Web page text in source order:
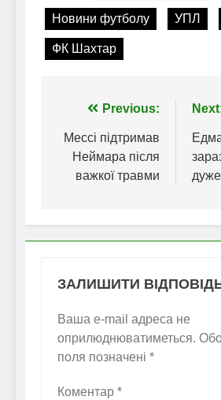
Новини футболу УПЛ
ФК Шахтар
Навігація
записів
Previous:
Мессі підтримав
Неймара після
важкої травми
дуже
ЗАЛИШИТИ
Ваша e-mail адреса не
оприлюднюватиметься.
поля позначені *
Коментар *